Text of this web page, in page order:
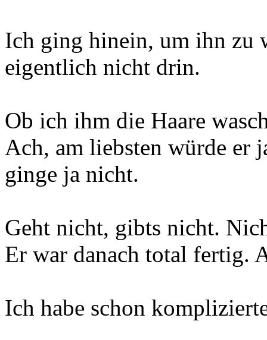
Ich ging hinein, um ihn zu
eigentlich nicht drin.
Ob ich ihm die Haare
Ach, am liebsten würde er
ginge ja nicht.
Geht nicht, gibts nicht.
Er war danach total fertig.
Ich habe schon